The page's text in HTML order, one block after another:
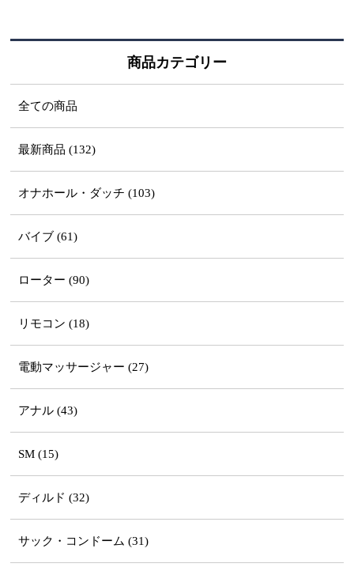
商品カテゴリー
全ての商品
最新商品 (132)
オナホール・ダッチ (103)
バイブ (61)
ローター (90)
リモコン (18)
電動マッサージャー (27)
アナル (43)
SM (15)
ディルド (32)
サック・コンドーム (31)